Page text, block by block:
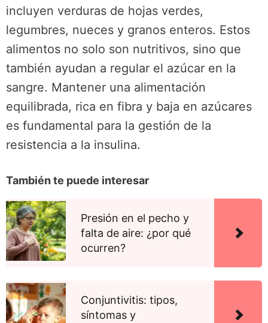
incluyen verduras de hojas verdes,
legumbres, nueces y granos enteros. Estos
alimentos no solo son nutritivos, sino que
también ayudan a regular el azúcar en la
sangre. Mantener una alimentación
equilibrada, rica en fibra y baja en azúcares
es fundamental para la gestión de la
resistencia a la insulina.
También te puede interesar
Presión en el pecho y
falta de aire: ¿por qué
ocurren?
Conjuntivitis: tipos,
síntomas y